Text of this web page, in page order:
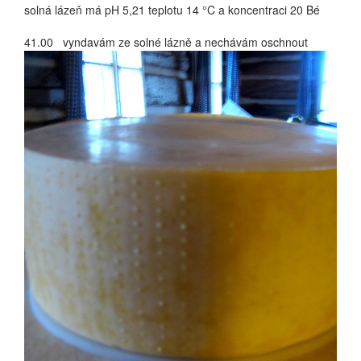
solná lázeň má pH 5,21 teplotu 14 °C a koncentraci 20 Bé
41.00 vyndavám ze solné lázně a nechávám oschnout